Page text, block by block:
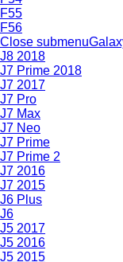
F55
F56
Close submenu
J8 2018
J7 Prime 2018
J7 2017
J7 Pro
J7 Max
J7 Neo
J7 Prime
J7 Prime 2
J7 2016
J7 2015
J6 Plus
J6
J5 2017
J5 2016
J5 2015